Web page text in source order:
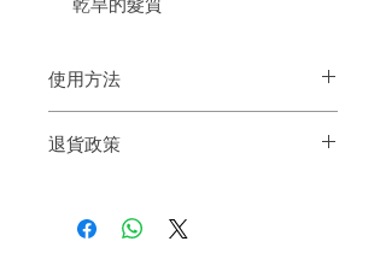
使用方法
水徹底沖淨。
退貨政策
到我們的產品後的前7天內通過電子郵件